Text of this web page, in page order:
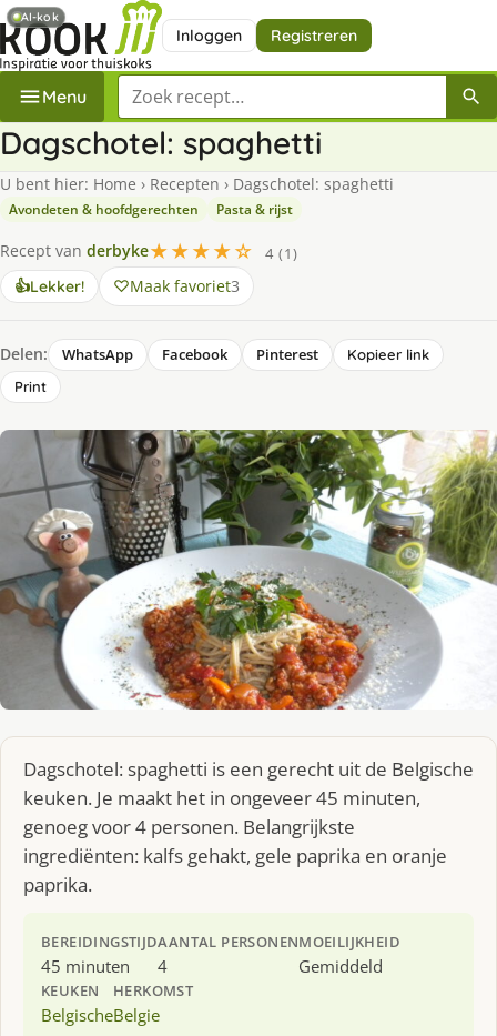
Inloggen Registreren
Menu Zoek een recept
Dagschotel: spaghetti
U bent hier: Home › Recepten › Dagschotel: spaghetti
Avondeten & hoofdgerechten Pasta & rijst
Recept van derbyke★★★★☆
4 (1)
👍Lekker! Maak favoriet3
Delen: WhatsApp Facebook Pinterest
Kopieer link
Print
Dagschotel: spaghetti is een gerecht uit de Belgische
keuken. Je maakt het in ongeveer 45 minuten,
genoeg voor 4 personen. Belangrijkste
ingrediënten: kalfs gehakt, gele paprika en oranje
paprika.
BEREIDINGSTIJD
45 minuten
AANTAL PERSONEN
4
MOEILIJKHEID
Gemiddeld
KEUKEN
Belgische
HERKOMST
Belgie
AI-kok